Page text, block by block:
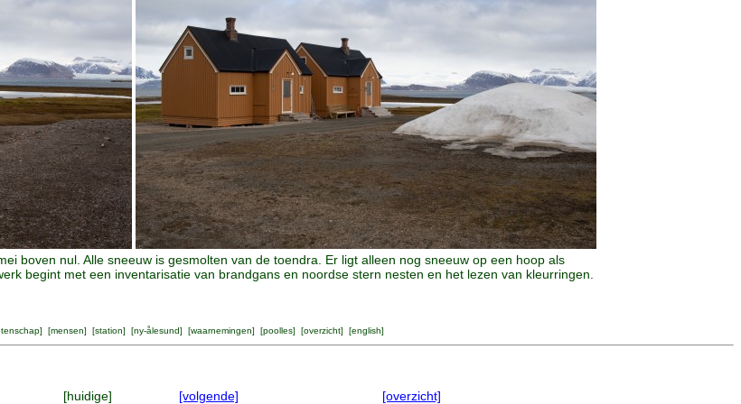
boven nul. Alle sneeuw is gesmolten van de toendra. Er ligt alleen nog sneeuw op een hoop als
begint met een inventarisatie van brandgans en noordse stern nesten en het lezen van kleurringen.
] [mensen] [station] [ny-ålesund] [waarnemingen] [poolles] [overzicht] [english]
[huidige] [volgende] [overzicht]